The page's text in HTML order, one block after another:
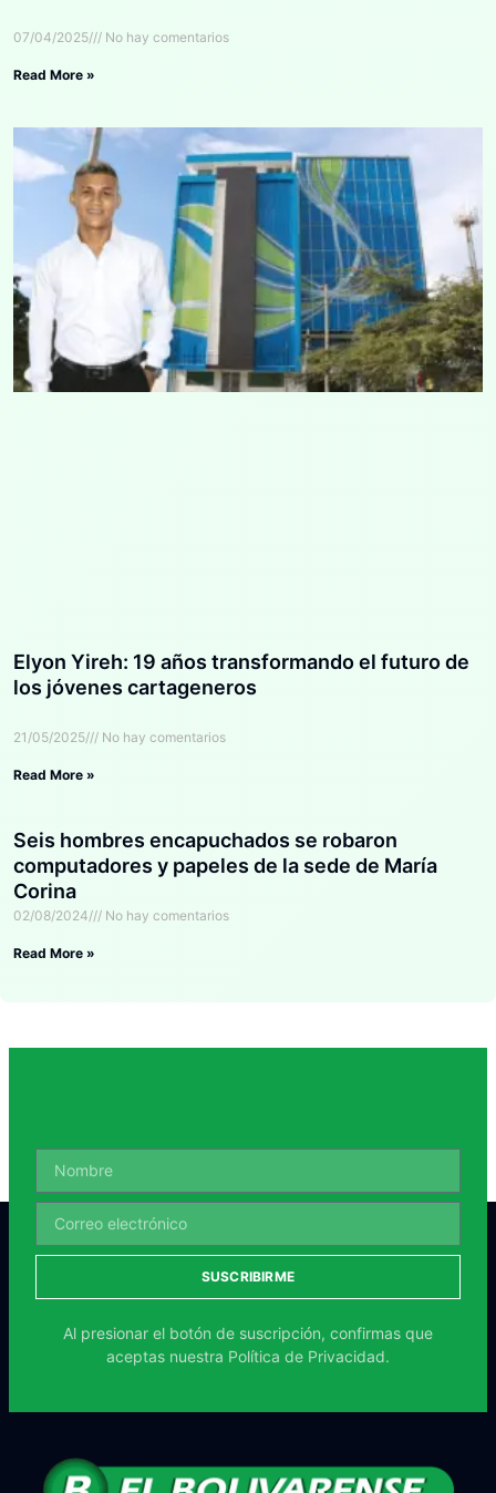
07/04/2025 No hay comentarios
Read More »
Elyon Yireh: 19 años transformando el futuro de
los jóvenes cartageneros
21/05/2025 No hay comentarios
Read More »
Seis hombres encapuchados se robaron
computadores y papeles de la sede de María
Corina
02/08/2024 No hay comentarios
Read More »
SUSCRIBIRME
Al presionar el botón de suscripción, confirmas que
aceptas nuestra Política de Privacidad.